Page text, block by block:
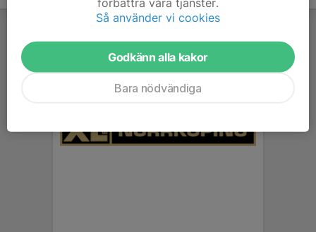
Så använder vi cookies
Godkänn alla kakor
Bara nödvändiga